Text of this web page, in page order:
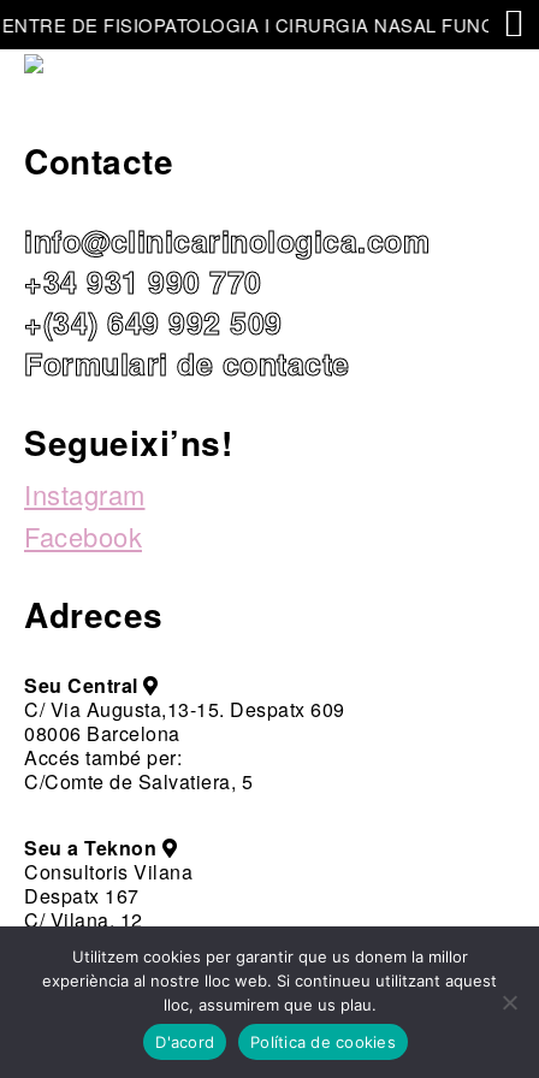
DE FISIOPATOLOGIA I CIRURGIA NASAL
Contacte
info@clinicarinologica.com
+34 931 990 770
+(34) 649 992 509
Formulari de contacte
Segueixi’ns!
Instagram
Facebook
Adreces
Seu Central
C/ Via Augusta,13-15. Despatx 609
08006 Barcelona
Accés també per:
C/Comte de Salvatiera, 5
Seu a Teknon
Consultoris Vilana
Despatx 167
C/ Vilana, 12
08022 Barcelona
El contingut i informació que pot trobar en aquesta pàgina web no reemplaça sinó que
complementa la relació metge-pacient. En cas de dubte, consulti amb el metge de referència.
info@clinicarinologica.com · +34 931 990 770·+(34) 649 992 509
Utilitzem cookies per garantir que us donem la millor
experiència al nostre lloc web. Si continueu utilitzant aquest
lloc, assumirem que us plau.
D'acord
Política de cookies